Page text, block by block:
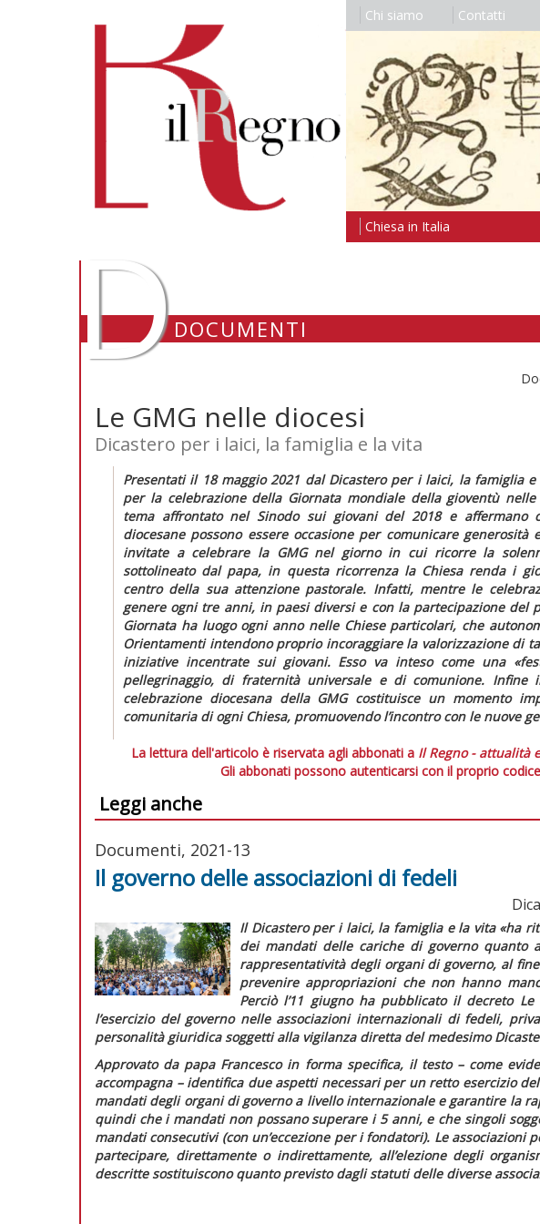
Chi siamo Contatti
Chiesa in Italia
DDOCUMENTI
Le GMG nelle diocesi
Dicastero per i laici, la famiglia e la vita
Presentati il 18 maggio 2021 dal Dicastero per i laici, la famiglia
per la celebrazione della Giornata mondiale della gioventù
tema affrontato nel Sinodo sui giovani del 2018 e affermano
diocesane possono essere occasione per comunicare
invitate a celebrare la GMG nel giorno in cui ricorre la
sottolineato dal papa, in questa ricorrenza la Chiesa renda i
centro della sua attenzione pastorale. Infatti, mentre le
genere ogni tre anni, in paesi diversi e con la partecipazione del
Giornata ha luogo ogni anno nelle Chiese particolari, che
Orientamentiintendono proprio incoraggiare la valorizzazione di
iniziative incentrate sui giovani. Esso va inteso come una
pellegrinaggio, di fraternità universale e di comunione. Infine
celebrazione diocesana della GMG costituisce un momento
comunitaria di ogni Chiesa, promuovendo l’incontro con le nuove
La lettura dell'articolo è riservata agli abbonati a Il Regno - attualità
Gli abbonati possono autenticarsi con il proprio
Leggi anche
Documenti, 2021-13
Il governo delle associazioni di fedeli
Il Dicastero per i laici, la famiglia e la vita «ha
dei mandati delle cariche di governo quanto
rappresentatività degli organi di governo, al
prevenire appropriazioni che non hanno
Perciò l’11 giugno ha pubblicato il decretoLe
l’esercizio del governo nelle associazioni internazionali di fedeli,
personalità giuridica soggetti alla vigilanza diretta del medesimo
Approvato da papa Francesco in forma specifica, il testo – come
accompagna – identifica due aspetti necessari per un retto esercizio
mandati degli organi di governo a livello internazionale e garantire la
quindi che i mandati non possano superare i 5 anni, e che singoli
mandati consecutivi (con un’eccezione per i fondatori). Le
partecipare, direttamente o indirettamente, all’elezione degli
descritte sostituiscono quanto previsto dagli statuti delle diverse